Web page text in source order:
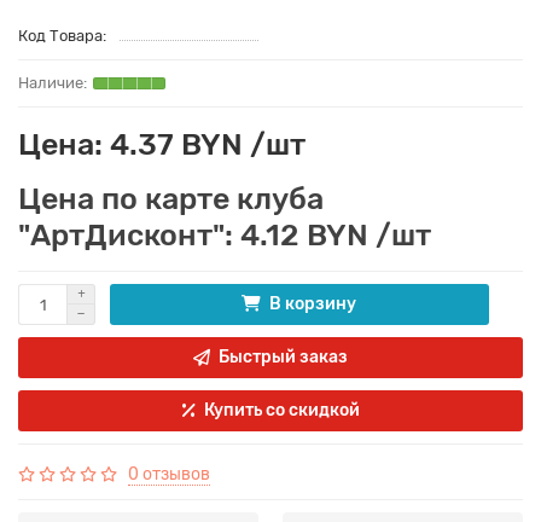
Код Товара:
Цена: 4.37 BYN /шт
Цена по карте клуба
"АртДисконт": 4.12 BYN /шт
В корзину
Быстрый заказ
Купить со скидкой
0 отзывов